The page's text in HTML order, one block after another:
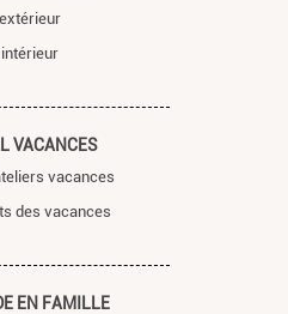
intérieur
VACANCES
vacances
des vacances
EN FAMILLE